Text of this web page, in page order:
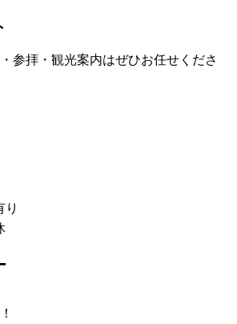
参拝・観光案内はぜひお任せくださ
り